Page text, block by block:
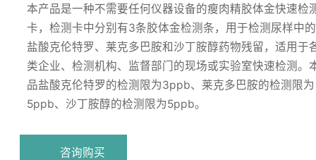
本产品是一种不需要任何仪器设备的瘦肉精胶体金快速检
卡，检测卡中分别有3条胶体金检测条，用于检测尿样中的
盐酸克伦特罗、莱克多巴胺和沙丁胺醇药物残留，适用于
类企业、检测机构、监督部门的现场或实验室快速检测。
品盐酸克伦特罗的检测限为3ppb、莱克多巴胺的检测限为
5ppb、沙丁胺醇的检测限为5ppb。
咨询购买